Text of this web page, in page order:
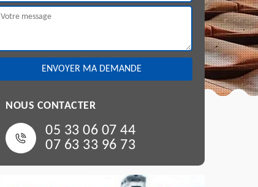
NOUS CONTACTER
05 33 06 07 44
07 63 33 96 73